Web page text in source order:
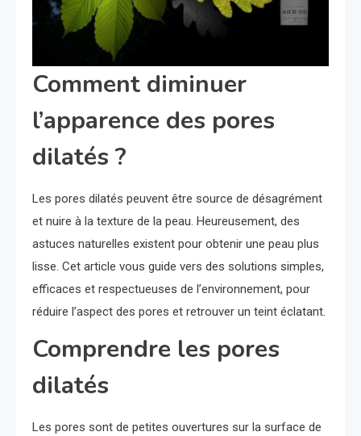
Comment diminuer
l’apparence des pores
dilatés ?
Les pores dilatés peuvent être source de désagrément
et nuire à la texture de la peau. Heureusement, des
astuces naturelles existent pour obtenir une peau plus
lisse. Cet article vous guide vers des solutions simples,
efficaces et respectueuses de l’environnement, pour
réduire l’aspect des pores et retrouver un teint éclatant.
Comprendre les pores
dilatés
Les pores sont de petites ouvertures sur la surface de